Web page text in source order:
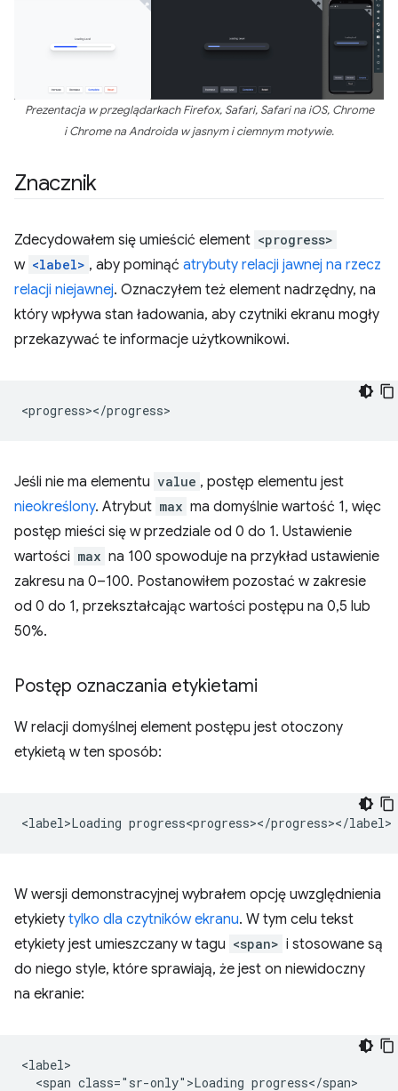
Prezentacja w przeglądarkach Firefox, Safari, Safari na iOS, Chrome
i Chrome na Androida w jasnym i ciemnym motywie.
Znacznik
Zdecydowałem się umieścić element <progress>
w <label> , aby pominąć atrybuty relacji jawnej na rzecz
relacji niejawnej. Oznaczyłem też element nadrzędny, na
który wpływa stan ładowania, aby czytniki ekranu mogły
przekazywać te informacje użytkownikowi.
Jeśli nie ma elementu value , postęp elementu jest
nieokreślony. Atrybut max ma domyślnie wartość 1, więc
postęp mieści się w przedziale od 0 do 1. Ustawienie
wartości max na 100 spowoduje na przykład ustawienie
zakresu na 0–100. Postanowiłem pozostać w zakresie
od 0 do 1, przekształcając wartości postępu na 0,5 lub
50%.
Postęp oznaczania etykietami
W relacji domyślnej element postępu jest otoczony
etykietą w ten sposób:
W wersji demonstracyjnej wybrałem opcję uwzględnienia
etykiety tylko dla czytników ekranu. W tym celu tekst
etykiety jest umieszczany w tagu <span> i stosowane są
do niego style, które sprawiają, że jest on niewidoczny
na ekranie:
<label>
  <span class="sr-only">Loading progress</span>